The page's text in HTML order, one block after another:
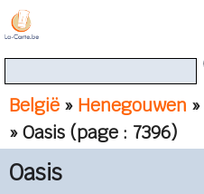
België » Henegouwen »
» Oasis (page : 7396)
Oasis